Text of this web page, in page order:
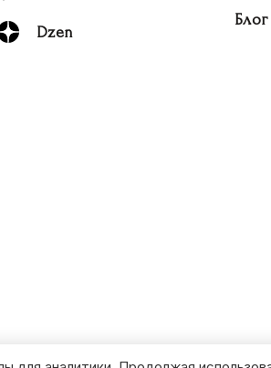
Dzen
Блог